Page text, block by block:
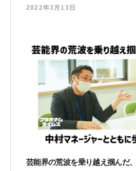
で約12万人ものファンを抱え、1日
2022年3月13日
芸能界の荒波を乗り越え掴んだ